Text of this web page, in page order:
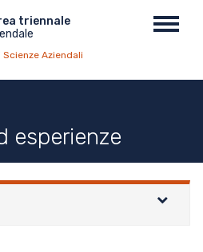
triennale
Aziendali
esperienze